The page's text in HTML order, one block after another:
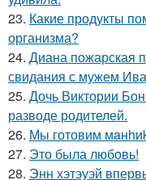
23. Какие продукты
организма?
24. Диана пожарская
свидания с мужем
25. Дочь Виктории
разводе родителей.
26. Мы готовим
27. Это была любовь!
28. Энн хэтэуэй